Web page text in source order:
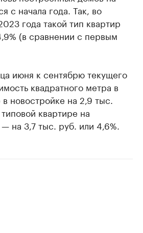
с начала года. Так, во
года такой тип квартир
(в сравнении с первым
июня к сентябрю текущего
квадратного метра в
новостройке на 2,9 тыс.
квартире на
на 3,7 тыс. руб. или 4,6%.